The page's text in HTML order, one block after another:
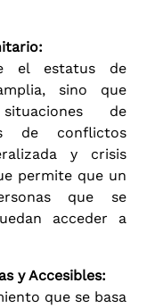
el estatus de
sino que
de
de conflictos
y crisis
permite que un
que se
acceder a
y Accesibles:
que se basa